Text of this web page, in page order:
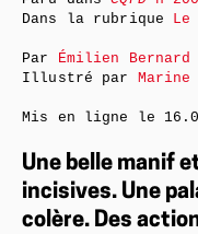
Une belle manif
incisives. Une
colère. Des
Dans la rubrique Le
Par Émilien Bernard
Illustré par Marine
Mis en ligne le